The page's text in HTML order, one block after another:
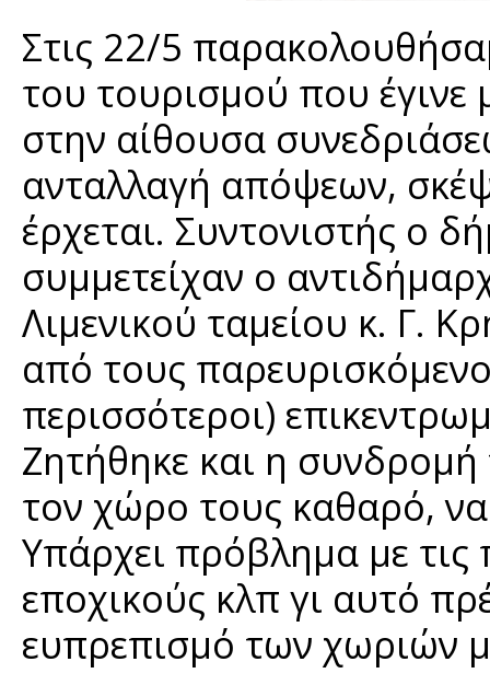
Στις 22/5
του τουρισμού που
στην αίθουσα
ανταλλαγή απόψεων,
έρχεται. Συντονιστής ο
συμμετείχαν ο
Λιμενικού ταμείου κ. Γ.
από τους
περισσότεροι)
Ζητήθηκε και η
τον χώρο τους καθαρό, να
Υπάρχει πρόβλημα με
εποχικούς κλπ γι αυτό
ευπρεπισμό των χωριών